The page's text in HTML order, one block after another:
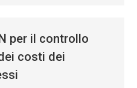
per il controllo
costi dei